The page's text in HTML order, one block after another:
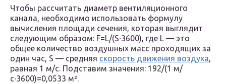
Чтобы рассчитать диаметр вентиляционного
канала, необходимо использовать формулу
вычисления площади сечения, которая выглядит
следующим образом: F=L/(S∙3600), где L — это
общее количество воздушных масс проходящих за
один час, S — средняя скорость движения воздуха,
равная 1 м/с. Подставим значения: 192/(1 м/
с∙3600)=0,0533 м².